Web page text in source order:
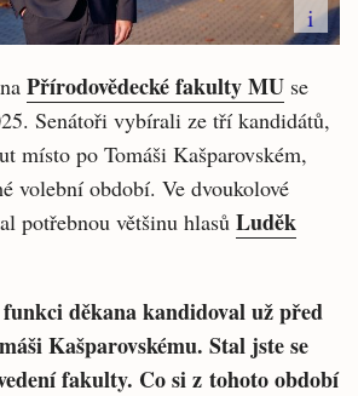
i
Přírodovědecké fakulty MU se
Senátoři vybírali ze tří kandidátů,
místo po Tomáši Kašparovském,
volební období. Ve dvoukolové
potřebnou většinu hlasů Luděk
děkana kandidoval už před
Kašparovskému. Stal jste se
fakulty. Co si z tohoto období